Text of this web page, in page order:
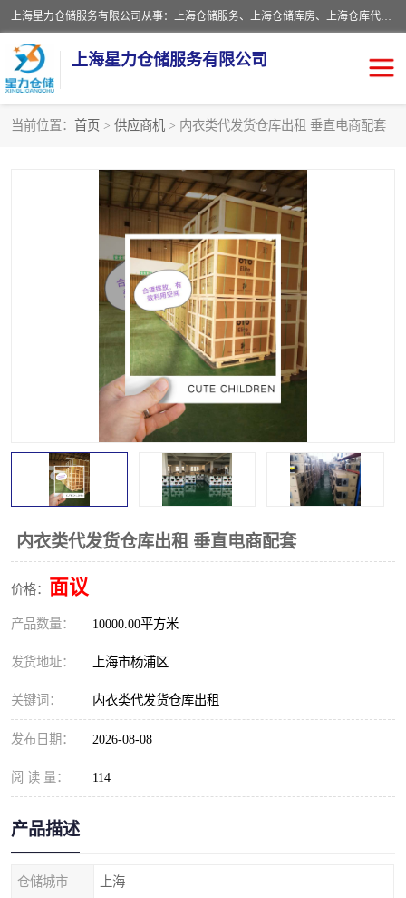
上海星力仓储服务有限公司从事：上海仓储服务、上海仓储库房、上海仓库代运营、上海仓库对外出租、上海仓库外包、上海三方仓储、上海电商仓储代发、上海电商代发货仓库、上海托管仓库、上海仓储配送。上海星力仓储服务有限公司现在拥有100个分仓、10万余平方的标准库房，精炼员工几百名，与几千家客户合作，公司已跻身上海仓储行业前列。欢迎来电咨询！
上海星力仓储服务有限公司
当前位置： 首页 > 供应商机 > 内衣类代发货仓库出租 垂直电商配套
内衣类代发货仓库出租 垂直电商配套
价格： 面议
产品数量： 10000.00平方米
发货地址： 上海市杨浦区
关键词： 内衣类代发货仓库出租
发布日期： 2026-08-08
阅 读 量： 114
产品描述
仓储城市 上海
上海仓储配送 上海仓库外包
上海仓库代运营 上海托管仓库
上海第三方仓储 上海仓储服务
上海电商代发货仓库
上海托管仓库